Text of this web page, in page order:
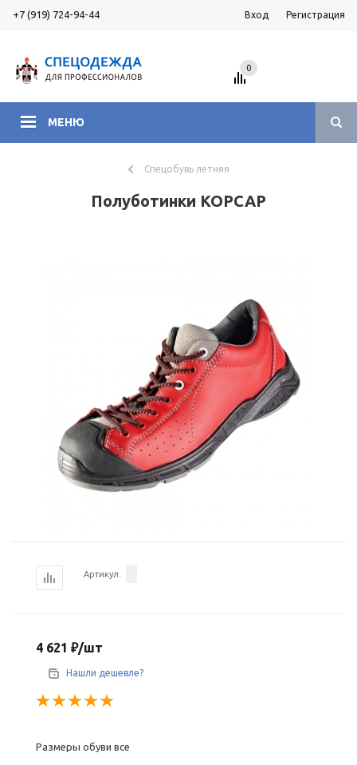
+7 (919) 724-94-44 Вход Регистрация
МЕНЮ
0
Спецобувь летняя
Полуботинки КОРСАР
Артикул:
4 621 ₽/шт
Нашли дешевле?
Размеры обуви все